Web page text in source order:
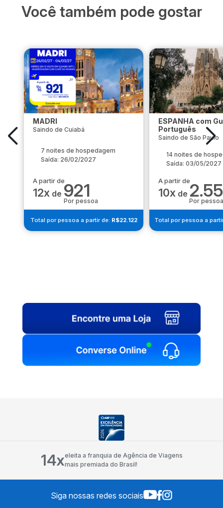
Você também pode gostar
MADRI
Saindo de Cuiabá
7 noites de hospedagem
Saída: 26/02/2027
A partir de
12x de 921
Por pessoa
Total por pessoa a partir de: R$22.122
ESPANHA com
Português
Saindo de São Paulo
14 noites de
Saída: 03/05/2027
A partir de
10x de
Por pessoa
Total por pessoa a
14xeleita a franquia de Agência de Viagens
mais premiada do Brasil!
Siga nossas redes sociais